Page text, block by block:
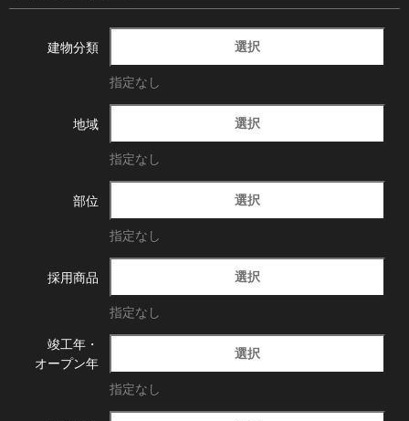
建物分類 選択
指定なし
地域 選択
指定なし
部位 選択
指定なし
採用商品 選択
指定なし
竣工年・
オープン年
選択
指定なし